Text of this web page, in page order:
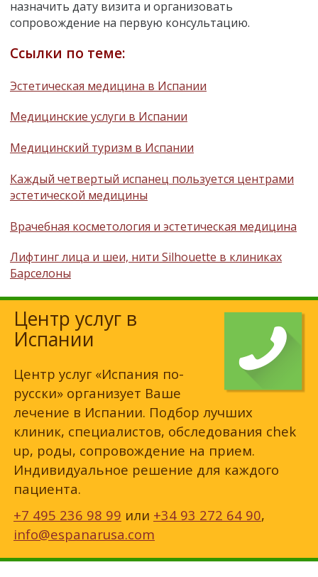
назначить дату визита и организовать
сопровождение на первую консультацию.
Ссылки по теме:
Эстетическая медицина в Испании
Медицинские услуги в Испании
Медицинский туризм в Испании
Каждый четвертый испанец пользуется центрами
эстетической медицины
Врачебная косметология и эстетическая медицина
Лифтинг лица и шеи, нити Silhouette в клиниках
Барселоны
Центр услуг в
Испании
Центр услуг «Испания по-
русски» организует Ваше
лечение в Испании. Подбор лучших
клиник, специалистов, обследования chek
up, роды, сопровождение на прием.
Индивидуальное решение для каждого
пациента.
+7 495 236 98 99 или +34 93 272 64 90,
info@espanarusa.com